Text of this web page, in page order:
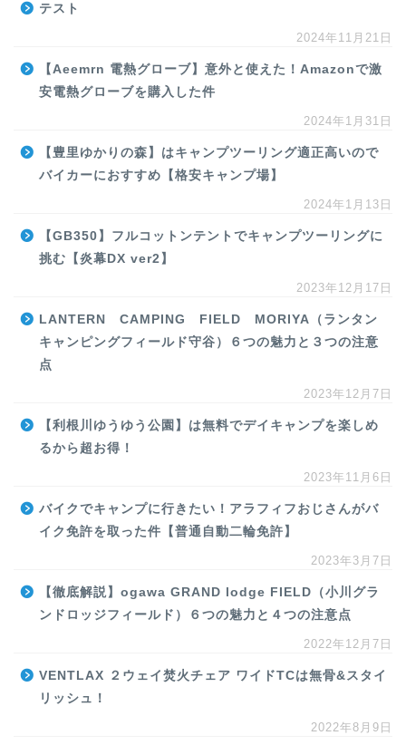
テスト
2024年11月21日
【Aeemrn 電熱グローブ】意外と使えた！Amazonで激
安電熱グローブを購入した件
2024年1月31日
【豊里ゆかりの森】はキャンプツーリング適正高いので
バイカーにおすすめ【格安キャンプ場】
2024年1月13日
【GB350】フルコットンテントでキャンプツーリングに
挑む【炎幕DX ver2】
2023年12月17日
LANTERN CAMPING FIELD MORIYA（ランタン
キャンピングフィールド守谷）６つの魅力と３つの注意
点
2023年12月7日
【利根川ゆうゆう公園】は無料でデイキャンプを楽しめ
るから超お得！
2023年11月6日
バイクでキャンプに行きたい！アラフィフおじさんがバ
イク免許を取った件【普通自動二輪免許】
2023年3月7日
【徹底解説】ogawa GRAND lodge FIELD（小川グラ
ンドロッジフィールド）６つの魅力と４つの注意点
2022年12月7日
VENTLAX ２ウェイ焚火チェア ワイドTCは無骨&スタイ
リッシュ！
2022年8月9日